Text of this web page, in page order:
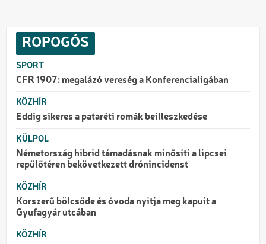
ROPOGÓS
SPORT
CFR 1907: megalázó vereség a Konferencialigában
KÖZHÍR
Eddig sikeres a pataréti romák beilleszkedése
KÜLPOL
Németország hibrid támadásnak minősíti a lipcsei
repülőtéren bekövetkezett drónincidenst
KÖZHÍR
Korszerű bölcsőde és óvoda nyitja meg kapuit a
Gyufagyár utcában
KÖZHÍR